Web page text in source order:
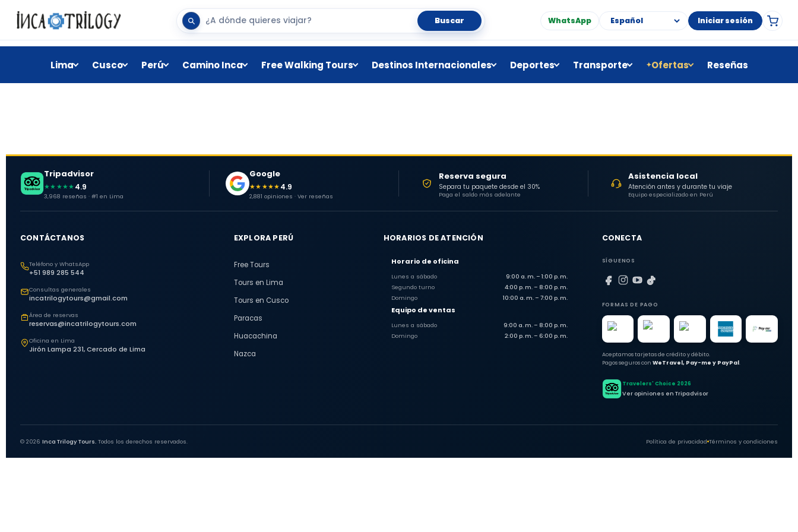
Buscar WhatsApp Iniciar sesión
Lima Cusco Perú Camino Inca Free Walking Tours Destinos Internacionales Deportes Transporte ✦Ofertas Reseñas
Tripadvisor
★★★★★ 4.9
3,968 reseñas · #1 en Lima
Google
★★★★★ 4.9
2,881 opiniones · Ver reseñas
Reserva segura
Separa tu paquete desde el 30%
Paga el saldo más adelante
Asistencia local
Atención antes y durante tu viaje
Equipo especializado en Perú
CONTÁCTANOS
Teléfono y WhatsApp
+51 989 285 544
Consultas generales
incatrilogytours@gmail.com
Área de reservas
reservas@incatrilogytours.com
Oficina en Lima
Jirón Lampa 231, Cercado de Lima
EXPLORA PERÚ
Free Tours
Tours en Lima
Tours en Cusco
Paracas
Huacachina
Nazca
HORARIOS DE ATENCIÓN
Horario de oficina
Lunes a sábado
9:00 a. m. – 1:00 p. m.
Segundo turno
4:00 p. m. – 8:00 p. m.
Domingo
10:00 a. m. – 7:00 p. m.
Equipo de ventas
Lunes a sábado
9:00 a. m. – 8:00 p. m.
Domingo
2:00 p. m. – 6:00 p. m.
CONECTA
SÍGUENOS
FORMAS DE PAGO
Aceptamos tarjetas de crédito y débito.
Pagos seguros con WeTravel, Pay-me y PayPal.
Travelers' Choice 2026
Ver opiniones en Tripadvisor
© 2026 Inca Trilogy Tours. Todos los derechos reservados. Política de privacidad Términos y condiciones